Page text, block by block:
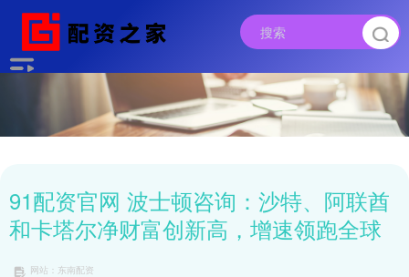
91配资官网 波士顿咨询：沙特、阿联酋
和卡塔尔净财富创新高，增速领跑全球
网站：东南配资